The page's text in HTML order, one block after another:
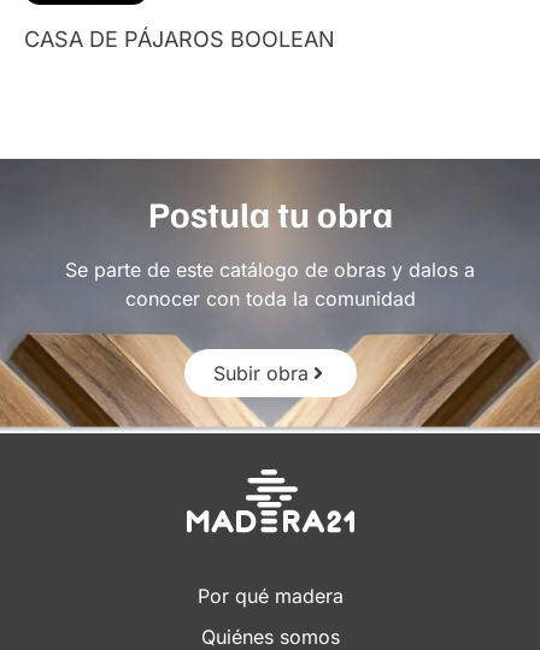
CASA DE PÁJAROS BOOLEAN
Postula tu obra
Se parte de este catálogo de obras y dalos a
conocer con toda la comunidad
Subir obra
Por qué madera
Quiénes somos